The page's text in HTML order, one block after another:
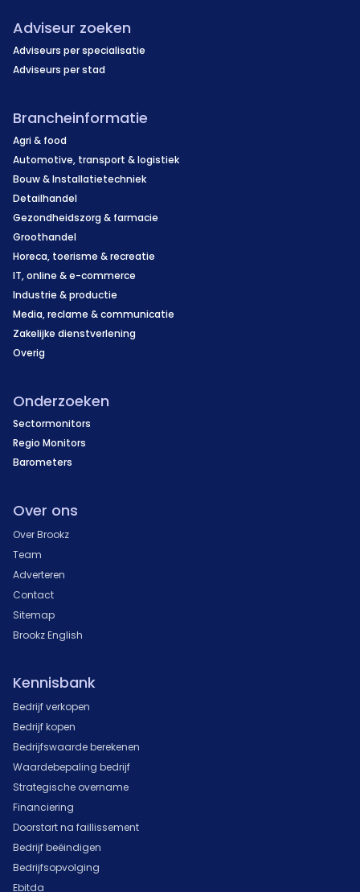
Adviseur zoeken
Adviseurs per specialisatie
Adviseurs per stad
Brancheinformatie
Agri & food
Automotive, transport & logistiek
Bouw & Installatietechniek
Detailhandel
Gezondheidszorg & farmacie
Groothandel
Horeca, toerisme & recreatie
IT, online & e-commerce
Industrie & productie
Media, reclame & communicatie
Zakelijke dienstverlening
Overig
Onderzoeken
Sectormonitors
Regio Monitors
Barometers
Over ons
Over Brookz
Team
Adverteren
Contact
Sitemap
Brookz English
Kennisbank
Bedrijf verkopen
Bedrijf kopen
Bedrijfswaarde berekenen
Waardebepaling bedrijf
Strategische overname
Financiering
Doorstart na faillissement
Bedrijf beëindigen
Bedrijfsopvolging
Ebitda